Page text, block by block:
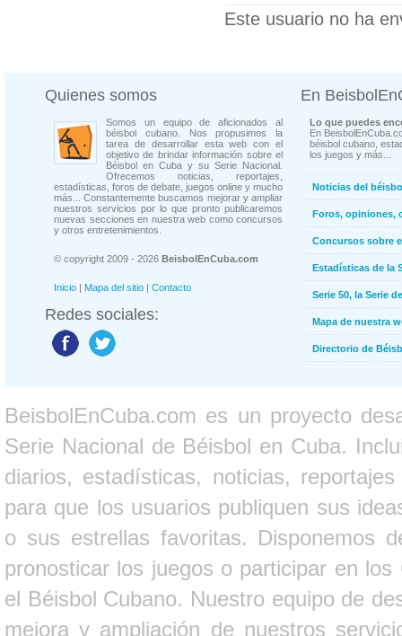
Este usuario no ha
Quienes somos
Somos un equipo de aficionados al
béisbol cubano. Nos propusimos la
tarea de desarrollar esta web con el
objetivo de brindar información sobre el
Béisbol en Cuba y su Serie Nacional.
Ofrecemos noticias, reportajes,
estadísticas, foros de debate, juegos online y mucho
más... Constantemente buscamos mejorar y ampliar
nuestros servicios por lo que pronto publicaremos
nuevas secciones en nuestra web como concursos
y otros entretenimientos.
© copyright 2009 - 2026 BeisbolEnCuba.com
Inicio | Mapa del sitio | Contacto
Redes sociales:
En
Lo que puedes
En
béisbol cubano,
los juegos y más...
Noticias del
Foros, opiniones,
Concursos sobre
Estadísticas de la
Serie 50, la Serie
Mapa de nuestra
Directorio de
BeisbolEnCuba.com es un proyecto
Serie Nacional de Béisbol en Cuba.
diarios, estadísticas, noticias,
para que los usuarios publiquen sus
o sus estrellas favoritas. Disponemos
pronosticar los juegos o participar en
el Béisbol Cubano. Nuestro equipo de
mejora y ampliación de nuestros